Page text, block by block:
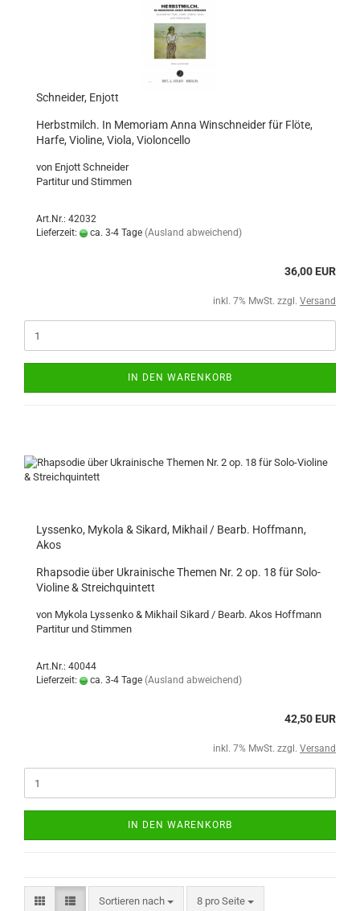
Schneider, Enjott
Herbstmilch. In Memoriam Anna Winschneider für Flöte,
Harfe, Violine, Viola, Violoncello
von Enjott Schneider
Partitur und Stimmen
Art.Nr.: 42032
Lieferzeit:
ca. 3-4 Tage (Ausland abweichend)
36,00 EUR
inkl. 7% MwSt. zzgl. Versand
IN DEN WARENKORB
Lyssenko, Mykola & Sikard, Mikhail / Bearb. Hoffmann,
Akos
Rhapsodie über Ukrainische Themen Nr. 2 op. 18 für Solo-
Violine & Streichquintett
von Mykola Lyssenko & Mikhail Sikard / Bearb. Akos Hoffmann
Partitur und Stimmen
Art.Nr.: 40044
Lieferzeit:
ca. 3-4 Tage (Ausland abweichend)
42,50 EUR
inkl. 7% MwSt. zzgl. Versand
IN DEN WARENKORB
Sortieren nach 8 pro Seite